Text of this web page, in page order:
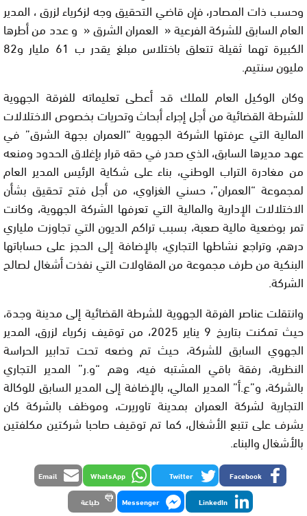
وحسب ذات المصادر، فإن قاضي التحقيق وجه لزكرياء لزرق ، المدير
العام السابق للشركة الفرعية « العمران الشرق « و عدد من أطرها
الكبيرة تهما ثقيلة تتعلق باختلاس مبلغ يقدر ب 61 مليار و82
مليون سنتيم.
وكان الوكيل العام للملك قد أعطى تعليماته للفرقة الجهوية
للشرطة القضائية من أجل إجراء أبحاث وتحريات بخصوص الاختلالات
المالية التي عرفتها الشركة الجهوية “العمران بجهة الشرق” في
عهد مديرها السابق، الذي صدر في حقه قرار بإغلاق الحدود ومنعه
من مغادرة التراب الوطني، بناء على شكاية الرئيس المدير العام
لمجموعة “العمران”، حسني الغزاوي، من أجل فتح تحقيق بشأن
الاختلالات الإدارية والمالية التي تعرفها الشركة الجهوية، وكانت
تمر بوضعية مالية صعبة، بسبب تراكم الديون التي تجاوزت ملياري
درهم، وتراجع نشاطها التجاري، بالإضافة إلى الحجز على حساباتها
البنكية من طرف مجموعة من المقاولات التي نفذت أشغال لصالح
الشركة.
وانتقلت عناصر الفرقة الجهوية للشرطة القضائية إلى مدينة وجدة،
حيث تمكنت بتاريخ 9 يناير 2025، من توقيف زكرياء لزرق، المدير
الجهوي السابق للشركة، حيث تم وضعه تحت تدابير الحراسة
النظرية، رفقة باقي المشتبه فيه، وهم “و.ر” المدير التجاري
بالشركة، و”ع.أ” المدير المالي، بالإضافة إلى المدير السابق للوكالة
التجارية لشركة العمران بمدينة تاوريرت، وموظف بالشركة كان
يشرف على تتبع الأشغال، كما تم توقيف صاحبا شركتين مكلفتين
بالأشغال والبناء.
Facebook
Twitter
WhatsApp
Email
LinkedIn
Messenger طباعة